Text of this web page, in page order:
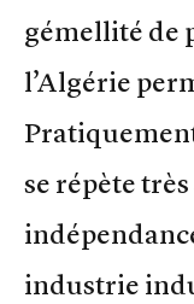
gémellité de
l’Algérie
se répète
industrie